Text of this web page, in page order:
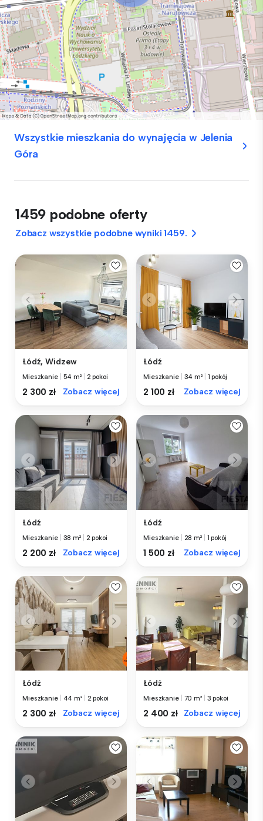
Wszystkie mieszkania do wynajęcia w Jelenia
Góra
1459 podobne oferty
Zobacz wszystkie podobne wyniki 1459.
Łódź, Widzew
Mieszkanie 54 m² 2 pokoi
2 300 zł Zobacz więcej
Łódź
Mieszkanie 34 m² 1 pokój
2 100 zł Zobacz więcej
Łódź
Mieszkanie 38 m² 2 pokoi
2 200 zł Zobacz więcej
Łódź
Mieszkanie 28 m² 1 pokój
1 500 zł Zobacz więcej
Łódź
Mieszkanie 44 m² 2 pokoi
2 300 zł Zobacz więcej
Łódź
Mieszkanie 70 m² 3 pokoi
2 400 zł Zobacz więcej